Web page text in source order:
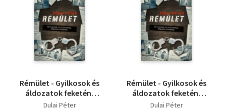
Rémület - Gyilkosok és
áldozatok feketén-
fehéren
Dulai Péter
Rémület - Gyilkosok és
áldozatok feketén-
fehéren
Dulai Péter